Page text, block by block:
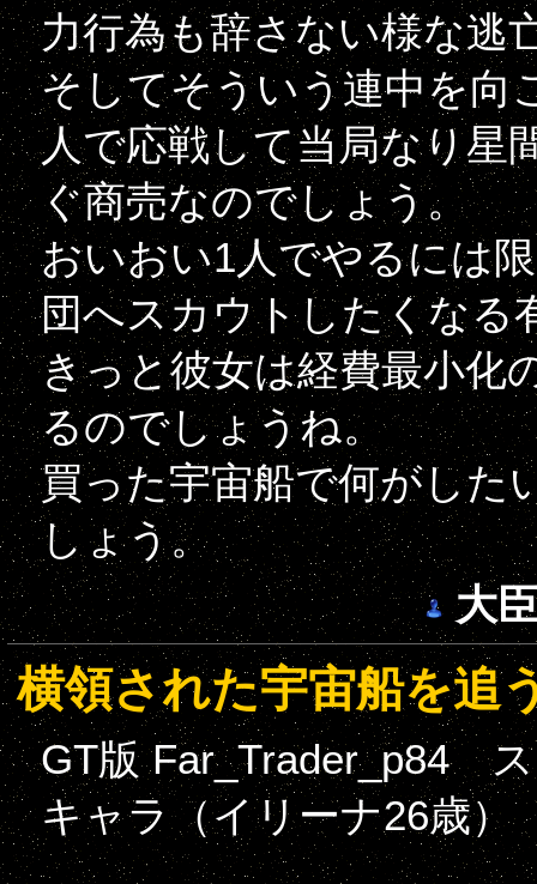
力行為も辞さない様な逃
そしてそういう連中を向
人で応戦して当局なり星
ぐ商売なのでしょう。
おいおい1人でやるには
団へスカウトしたくなる
きっと彼女は経費最小化
るのでしょうね。
買った宇宙船で何がした
しょう。
大
横領された宇宙船を追
GT版 Far_Trader_p84
キャラ（イリーナ26歳）